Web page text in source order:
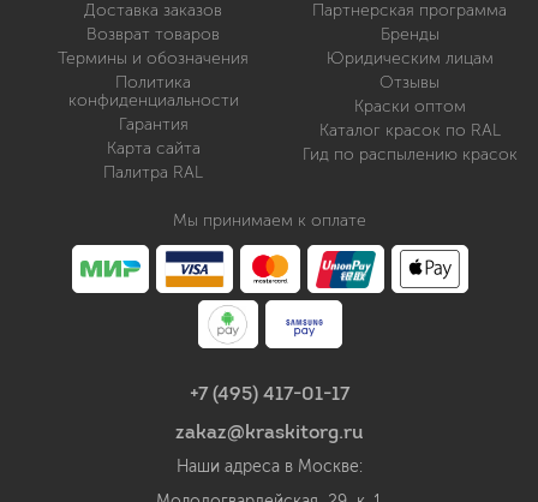
Доставка заказов
Возврат товаров
Термины и обозначения
Политика
конфиденциальности
Гарантия
Карта сайта
Палитра RAL
Партнерская программа
Бренды
Юридическим лицам
Отзывы
Краски оптом
Каталог красок по RAL
Гид по распылению красок
Мы принимаем к оплате
+7 (495) 417-01-17
zakaz@kraskitorg.ru
Наши адреса в Москве: